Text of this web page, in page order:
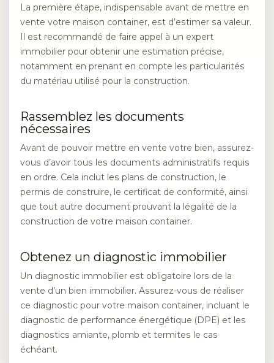
La première étape, indispensable avant de mettre en
vente votre maison container, est d’estimer sa valeur.
Il est recommandé de faire appel à un expert
immobilier pour obtenir une estimation précise,
notamment en prenant en compte les particularités
du matériau utilisé pour la construction.
Rassemblez les documents
nécessaires
Avant de pouvoir mettre en vente votre bien, assurez-
vous d’avoir tous les documents administratifs requis
en ordre. Cela inclut les plans de construction, le
permis de construire, le certificat de conformité, ainsi
que tout autre document prouvant la légalité de la
construction de votre maison container.
Obtenez un diagnostic immobilier
Un diagnostic immobilier est obligatoire lors de la
vente d’un bien immobilier. Assurez-vous de réaliser
ce diagnostic pour votre maison container, incluant le
diagnostic de performance énergétique (DPE) et les
diagnostics amiante, plomb et termites le cas
échéant.